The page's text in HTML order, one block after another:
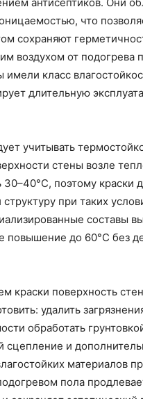
что
сохраняют
воздухом от подогрева
имели класс
длительную
учитывать
стены возле
30–40°C, поэтому краски
при таких
составы
повышение до 60°C без
краски поверхность
удалить
обработать
и
материалов
пола